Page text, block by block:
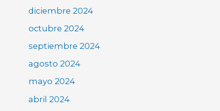
diciembre 2024
octubre 2024
septiembre 2024
agosto 2024
mayo 2024
abril 2024